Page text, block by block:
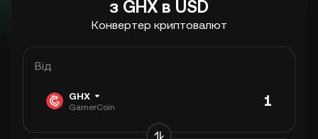
з GHX в USD
Конвертер криптовалют
Від
GHX
GamerCoin